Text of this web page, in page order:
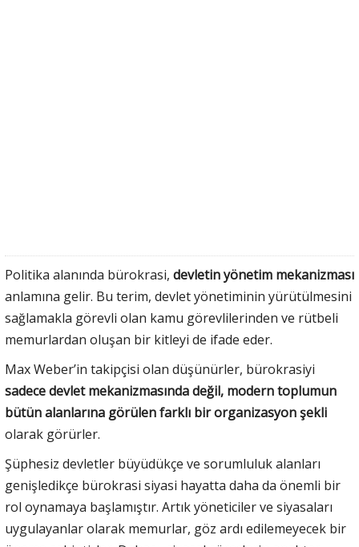
Politika alanında bürokrasi, devletin yönetim mekanizması
anlamına gelir. Bu terim, devlet yönetiminin yürütülmesini
sağlamakla görevli olan kamu görevlilerinden ve rütbeli
memurlardan oluşan bir kitleyi de ifade eder.
Max Weber’in takipçisi olan düşünürler, bürokrasiyi
sadece devlet mekanizmasında değil, modern toplumun
bütün alanlarına görülen farklı bir organizasyon şekli
olarak görürler.
Şüphesiz devletler büyüdükçe ve sorumluluk alanları
genişledikçe bürokrasi siyasi hayatta daha da önemli bir
rol oynamaya başlamıştır. Artık yöneticiler ve siyasaları
uygulayanlar olarak memurlar, göz ardı edilemeyecek bir